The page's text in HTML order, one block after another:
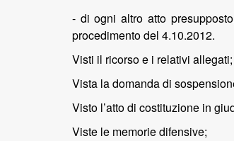
- di ogni altro atto
procedimento del 4.10.2012.
Visti il ricorso e i relativi allegati;
Vista la domanda di
Visto l’atto di costituzione in
Viste le memorie difensive;